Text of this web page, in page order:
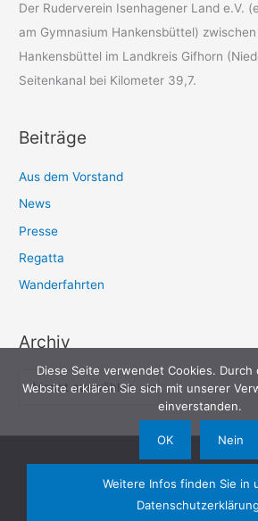
Der Ruderverein Isenhagener Land e.V.
am Gymnasium Hankensbüttel)
Hankensbüttel im Landkreis Gifhorn
Seitenkanal bei Kilometer 39,7.
Beiträge
Aus dem Vorstand
News
Presse
Regatta
Wanderfahrten
Archiv
Sitemap Datenschutz
Diese Seite verwendet Cookies.
Website erklären Sie sich mit unserer
einverstanden.
OK Nein
Weitere Infos finden Sie in